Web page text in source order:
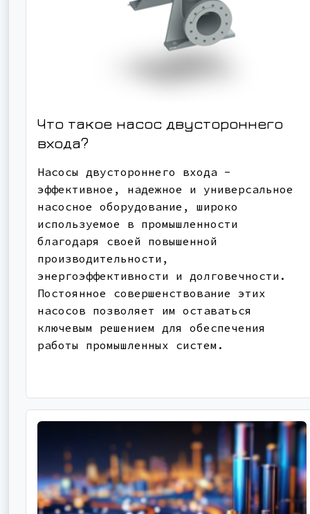
Что такое насос двустороннего
входа?
Насосы двустороннего входа -
эффективное, надежное и универсальное
насосное оборудование, широко
используемое в промышленности
благодаря своей повышенной
производительности,
энергоэффективности и долговечности.
Постоянное совершенствование этих
насосов позволяет им оставаться
ключевым решением для обеспечения
работы промышленных систем.